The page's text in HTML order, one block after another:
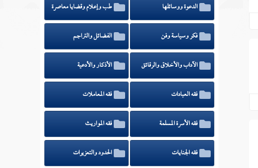
الدعوة ووسائلها طب وإعلام وقضايا معاصرة
فكر وسياسة وفن الفضائل والتراجم
الآداب والأخلاق والرقائق الأذكار والأدعية
فقه العبادات فقه المعاملات
فقه الأسرة المسلمة فقه المواريث
فقه الجنايات الحدود والتعزيرات